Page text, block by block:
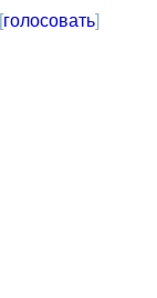
[голосовать]